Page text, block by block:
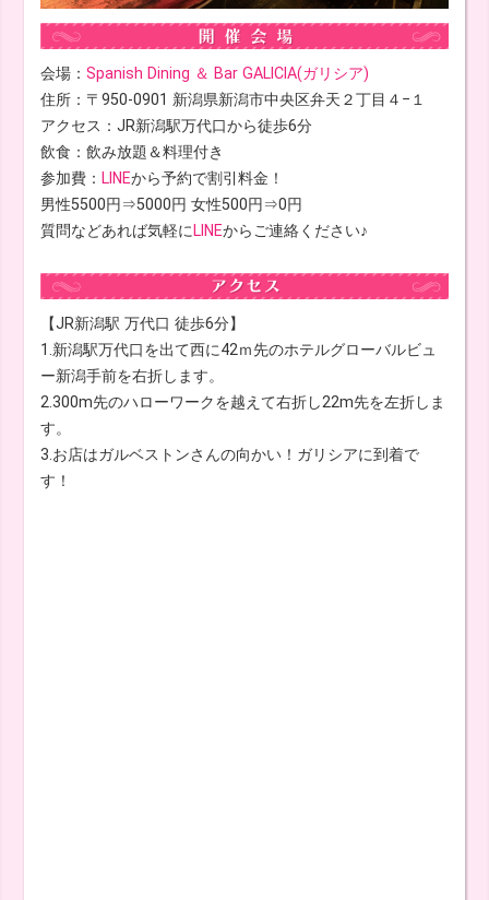
会場：Spanish Dining ＆ Bar GALICIA(ガリシア)
住所：〒950-0901 新潟県新潟市中央区弁天２丁目４−１
アクセス：JR新潟駅万代口から徒歩6分
飲食：飲み放題＆料理付き
参加費： LINEから予約で割引料金！
男性5500円⇒5000円 女性500円⇒0円
質問などあれば気軽にLINEからご連絡ください♪
【JR新潟駅 万代口 徒歩6分】
1.新潟駅万代口を出て西に42ｍ先のホテルグローバルビュ
ー新潟手前を右折します。
2.300m先のハローワークを越えて右折し22m先を左折しま
す。
3.お店はガルベストンさんの向かい！ガリシアに到着で
す！